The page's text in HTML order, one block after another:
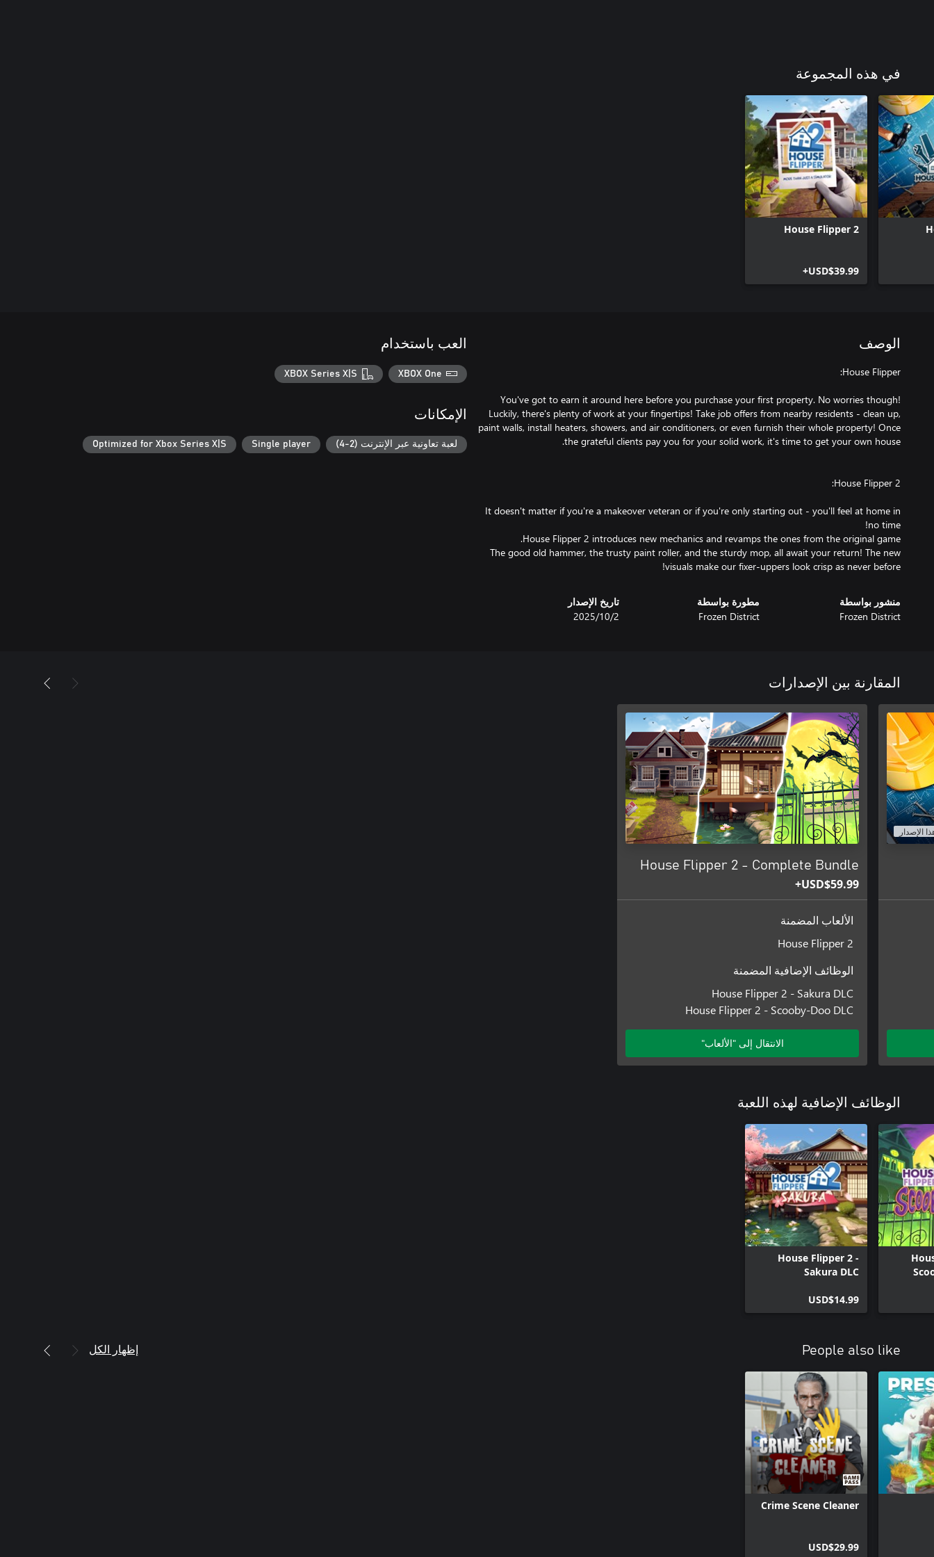
في هذه المجموعة
House Flipper 2
USD$39.99+
الوصف
You've got to earn it around here before you purchase your first property. No worries though!
Luckily, there's plenty of work at your fingertips! Take job offers from nearby residents - clean up,
paint walls, install heaters, showers, and air conditioners, or even furnish their whole property! Once
It doesn't matter if you're a makeover veteran or if you're only starting out - you'll feel at home in
The good old hammer, the trusty paint roller, and the sturdy mop, all await your return! The new
visuals make our fixer-uppers look crisp as never before!
منشور بواسطة
Frozen District
مطورة بواسطة
Frozen District
تاريخ الإصدار
2‏/10‏/2025
العب باستخدام
XBOX One
XBOX Series X|S
الإمكانات
لعبة تعاونية عبر الإنترنت (2-4) Single player
Optimized for Xbox Series X|S
المقارنة بين الإصدارات
الإصدار
House Flipper 2 - Complete Bundle
USD$59.99+
الألعاب المضمنة
House Flipper 2
الوظائف الإضافية المضمنة
House Flipper 2 - Sakura DLC
House Flipper 2 - Scooby-Doo DLC
الانتقال إلى "الألعاب"
الوظائف الإضافية لهذه اللعبة
House Flipper 2 -
Sakura DLC
USD$14.99
People also like إظهار الكل
Crime Scene Cleaner
USD$29.99